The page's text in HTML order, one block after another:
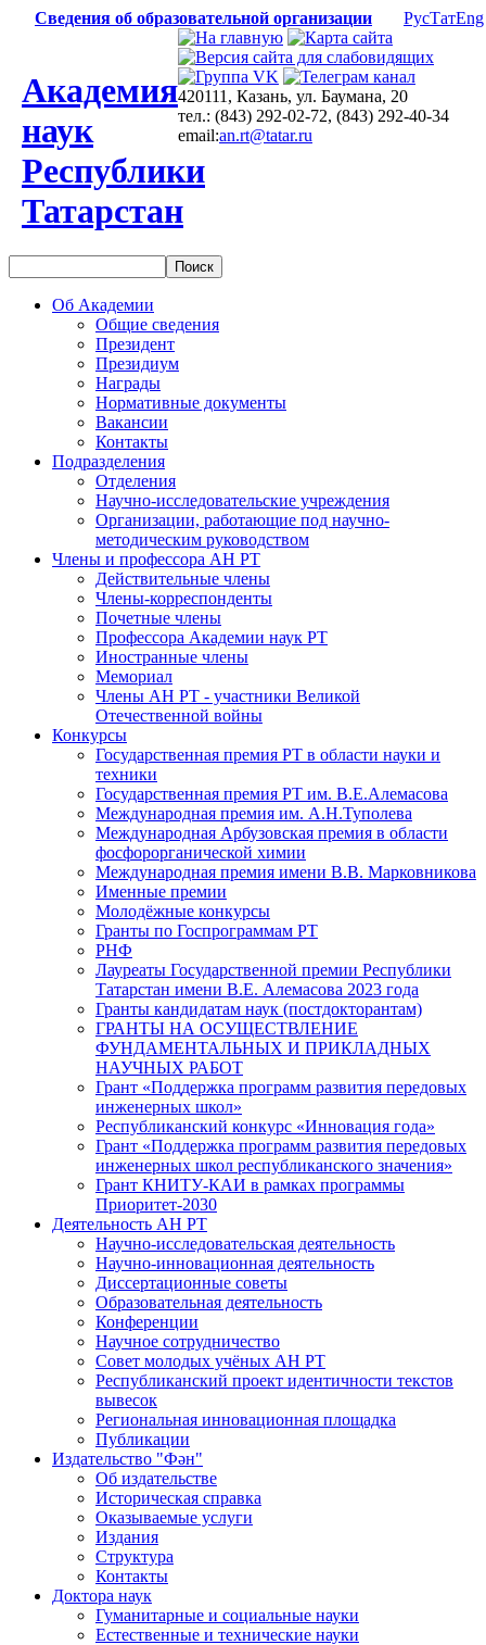
Сведения об образовательной организации РусТатEng
Академия
наук
Республики
Татарстан
420111, Казань, ул. Баумана, 20
тел.: (843) 292-02-72, (843) 292-40-34
email:an.rt@tatar.ru
Об Академии
Общие сведения
Президент
Президиум
Награды
Нормативные документы
Вакансии
Контакты
Подразделения
Отделения
Научно-исследовательские учреждения
Организации, работающие под научно-
методическим руководством
Члены и профессора АН РТ
Действительные члены
Члены-корреспонденты
Почетные члены
Профессора Академии наук РТ
Иностранные члены
Мемориал
Члены АН РТ - участники Великой
Отечественной войны
Конкурсы
Государственная премия РТ в области науки и
техники
Государственная премия РТ им. В.Е.Алемасова
Международная премия им. А.Н.Туполева
Международная Арбузовская премия в области
фосфорорганической химии
Международная премия имени В.В. Марковникова
Именные премии
Молодёжные конкурсы
Гранты по Госпрограммам РТ
РНФ
Лауреаты Государственной премии Республики
Татарстан имени В.Е. Алемасова 2023 года
Гранты кандидатам наук (постдокторантам)
ГРАНТЫ НА ОСУЩЕСТВЛЕНИЕ
ФУНДАМЕНТАЛЬНЫХ И ПРИКЛАДНЫХ
НАУЧНЫХ РАБОТ
Грант «Поддержка программ развития передовых
инженерных школ»
Республиканский конкурс «Инновация года»
Грант «Поддержка программ развития передовых
инженерных школ республиканского значения»
Грант КНИТУ-КАИ в рамках программы
Приоритет-2030
Деятельность АН РТ
Научно-исследовательская деятельность
Научно-инновационная деятельность
Диссертационные советы
Образовательная деятельность
Конференции
Научное сотрудничество
Совет молодых учёных АН РТ
Республиканский проект идентичности текстов
вывесок
Региональная инновационная площадка
Публикации
Издательство "Фән"
Об издательстве
Историческая справка
Оказываемые услуги
Издания
Структура
Контакты
Доктора наук
Гуманитарные и социальные науки
Естественные и технические науки